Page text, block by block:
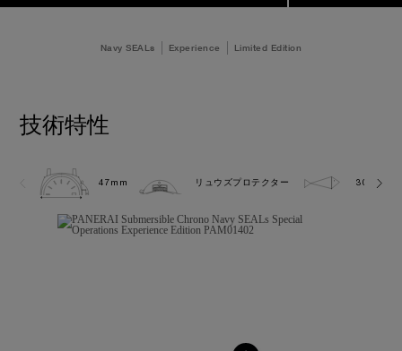
Navy SEALs Experience Limited Edition
技術特性
47mm リュウズプロテクター 30.0 bar